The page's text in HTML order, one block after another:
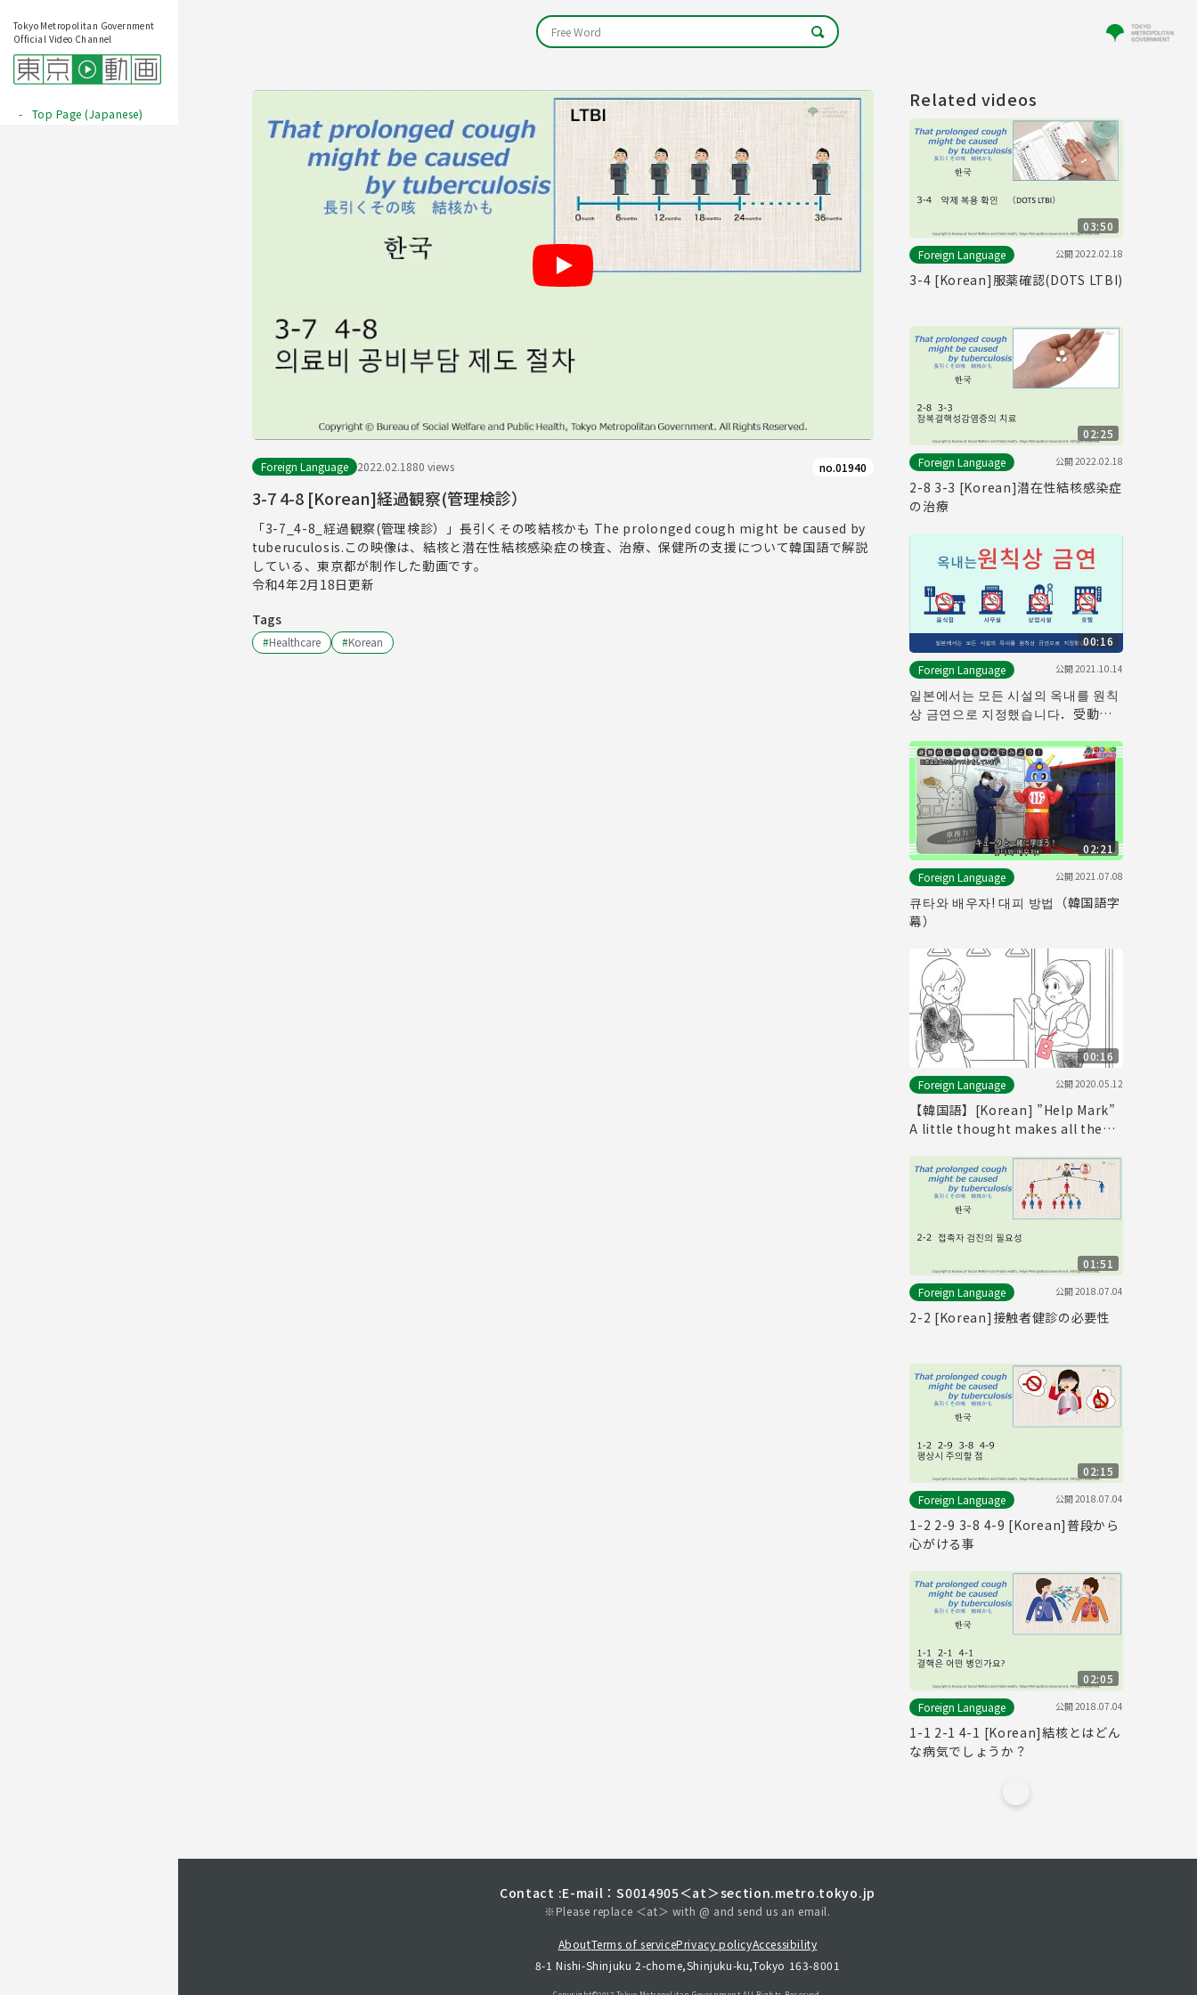
Tokyo Metropolitan Government
Official Video Channel
Top Page (Japanese)
Foreign Language 2022.02.1880 views no.01940
3-7 4-8 [Korean]経過観察(管理検診）
「3-7_4-8_経過観察(管理検診）」長引くその咳結核かも The prolonged cough might be caused by
tuberuculosis.この映像は、結核と潜在性結核感染症の検査、治療、保健所の支援について韓国語で解説
している、東京都が制作した動画です。
令和4年2月18日更新
Tags
#Healthcare #Korean
Related videos
03:50
Foreign Language
公開2022.02.18
3-4 [Korean]服薬確認(DOTS LTBI)
02:25
Foreign Language
公開2022.02.18
2-8 3-3 [Korean]潜在性結核感染症
の治療
00:16
Foreign Language
公開2021.10.14
일본에서는 모든 시설의 옥내를 원칙
상 금연으로 지정했습니다．受動喫
版）
02:21
Foreign Language
公開2021.07.08
큐타와 배우자! 대피 방법（韓国語字
幕）
00:16
Foreign Language
公開2020.05.12
【韓国語】[Korean] ”Help Mark”
A little thought makes all the
01:51
Foreign Language
公開2018.07.04
2-2 [Korean]接触者健診の必要性
02:15
Foreign Language
公開2018.07.04
1-2 2-9 3-8 4-9 [Korean]普段から
心がける事
02:05
Foreign Language
公開2018.07.04
1-1 2-1 4-1 [Korean]結核とはどん
な病気でしょうか？
Contact :E-mail：S0014905＜at＞section.metro.tokyo.jp
※Please replace ＜at＞ with @ and send us an email.
AboutTerms of servicePrivacy policyAccessibility
8-1 Nishi-Shinjuku 2-chome,Shinjuku-ku,Tokyo 163-8001